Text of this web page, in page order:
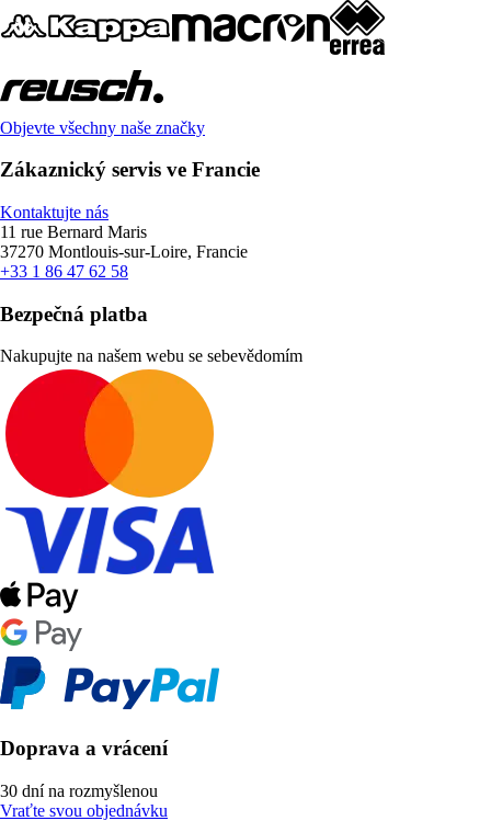
Objevte všechny naše značky
Zákaznický servis ve Francie
Kontaktujte nás
11 rue Bernard Maris
37270 Montlouis-sur-Loire, Francie
+33 1 86 47 62 58
Bezpečná platba
Nakupujte na našem webu se sebevědomím
Doprava a vrácení
30 dní na rozmyšlenou
Vraťte svou objednávku